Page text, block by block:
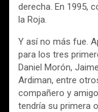
derecha. En 1995,
la Roja.
Y así no más fue.
para los tres
Daniel Morón,
Ardiman, entre
compañero y
tendría su primera